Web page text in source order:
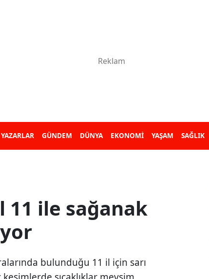
YAZARLAR GÜNDEM DÜNYA EKONOMİ YAŞAM SAĞLIK
ile sağanak
bulunduğu 11 il için sarı